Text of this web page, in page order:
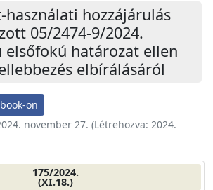
hozzájárulás
05/2474-9/2024.
elsőfokú határozat ellen
elbírálásáról
on
november 27. (Létrehozva: 2024.
175/2024.
(XI.18.)